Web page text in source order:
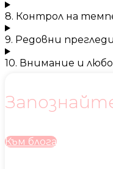
8. Контрол на
9. Редовни
10. Внимание и
Към блога